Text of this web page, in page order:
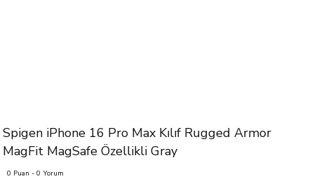
Spigen iPhone 16 Pro Max Kılıf Rugged Armor
MagFit MagSafe Özellikli Gray
0 Puan - 0 Yorum